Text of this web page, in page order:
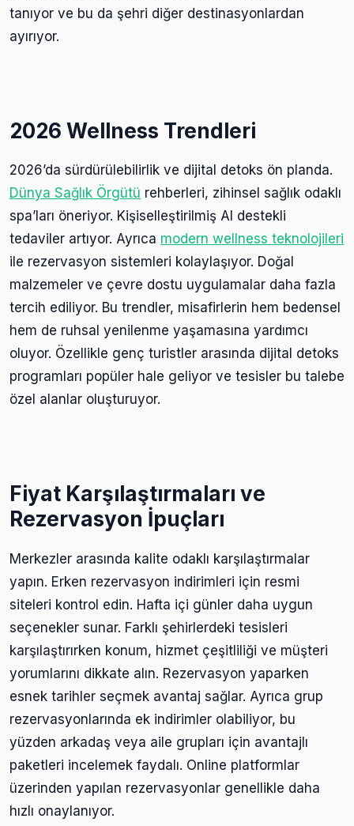
tanıyor ve bu da şehri diğer destinasyonlardan
ayırıyor.
2026 Wellness Trendleri
2026’da sürdürülebilirlik ve dijital detoks ön planda.
Dünya Sağlık Örgütü rehberleri, zihinsel sağlık odaklı
spa’ları öneriyor. Kişiselleştirilmiş AI destekli
tedaviler artıyor. Ayrıca modern wellness teknolojileri
ile rezervasyon sistemleri kolaylaşıyor. Doğal
malzemeler ve çevre dostu uygulamalar daha fazla
tercih ediliyor. Bu trendler, misafirlerin hem bedensel
hem de ruhsal yenilenme yaşamasına yardımcı
oluyor. Özellikle genç turistler arasında dijital detoks
programları popüler hale geliyor ve tesisler bu talebe
özel alanlar oluşturuyor.
Fiyat Karşılaştırmaları ve
Rezervasyon İpuçları
Merkezler arasında kalite odaklı karşılaştırmalar
yapın. Erken rezervasyon indirimleri için resmi
siteleri kontrol edin. Hafta içi günler daha uygun
seçenekler sunar. Farklı şehirlerdeki tesisleri
karşılaştırırken konum, hizmet çeşitliliği ve müşteri
yorumlarını dikkate alın. Rezervasyon yaparken
esnek tarihler seçmek avantaj sağlar. Ayrıca grup
rezervasyonlarında ek indirimler olabiliyor, bu
yüzden arkadaş veya aile grupları için avantajlı
paketleri incelemek faydalı. Online platformlar
üzerinden yapılan rezervasyonlar genellikle daha
hızlı onaylanıyor.